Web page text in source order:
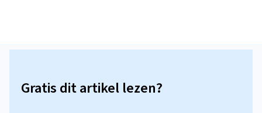
Gratis dit artikel lezen?